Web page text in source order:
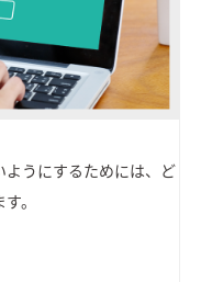
うにするためには、ど
。